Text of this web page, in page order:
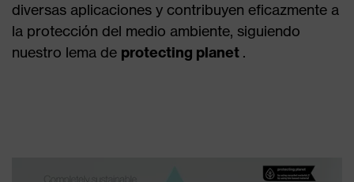
diversas aplicaciones y contribuyen eficazmente a
la protección del medio ambiente, siguiendo
nuestro lema de protecting planet .